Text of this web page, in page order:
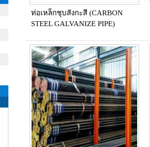
ท่อเหล็กชุบสังกะสี (CARBON
STEEL GALVANIZE PIPE)